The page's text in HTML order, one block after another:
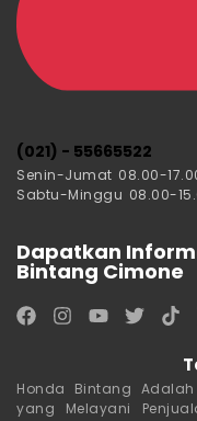
(021) - 55665522
Senin-Jumat 08.00-
Sabtu-Minggu 08.00-
Dapatkan
Bintang Cimone
Honda Bintang
yang Melayani